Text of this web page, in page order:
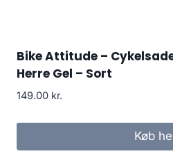
Bike Attitude –
Herre Gel – Sort
149.00 kr.
Køb